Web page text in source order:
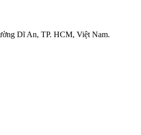
Dĩ An, TP. HCM, Việt Nam.